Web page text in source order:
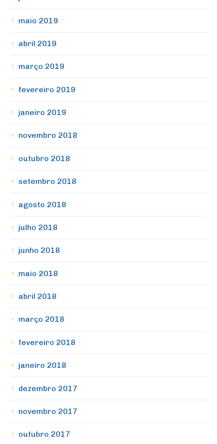
maio 2019
abril 2019
março 2019
fevereiro 2019
janeiro 2019
novembro 2018
outubro 2018
setembro 2018
agosto 2018
julho 2018
junho 2018
maio 2018
abril 2018
março 2018
fevereiro 2018
janeiro 2018
dezembro 2017
novembro 2017
outubro 2017